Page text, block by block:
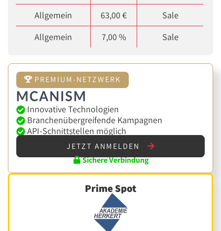
Allgemein
63,00 €
Sale
Allgemein
7,00 % Sale
PREMIUM-NETZWERK
Innovative Technologien
Branchenübergreifende Kampagnen
API-Schnittstellen möglich
JETZT ANMELDEN
Sichere Verbindung
Prime Spot